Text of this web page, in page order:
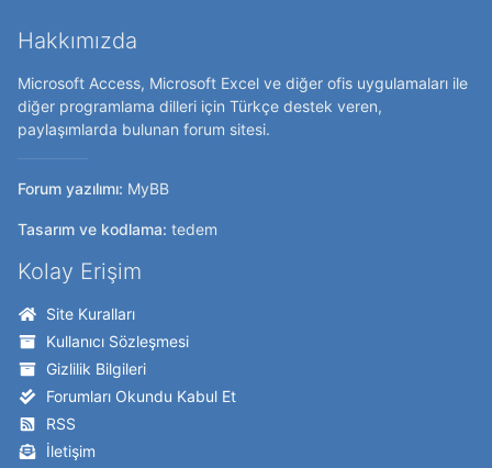
Hakkımızda
Microsoft Access, Microsoft Excel ve diğer ofis uygulamaları ile
diğer programlama dilleri için Türkçe destek veren,
paylaşımlarda bulunan forum sitesi.
Forum yazılımı: MyBB
Tasarım ve kodlama: tedem
Kolay Erişim
Site Kuralları
Kullanıcı Sözleşmesi
Gizlilik Bilgileri
Forumları Okundu Kabul Et
RSS
İletişim